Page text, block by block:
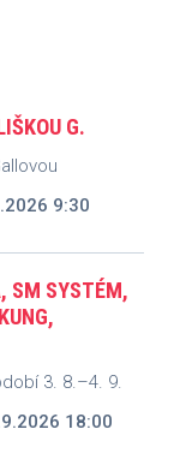
G.
9:30
SM SYSTÉM,
3. 8.–4. 9.
18:00